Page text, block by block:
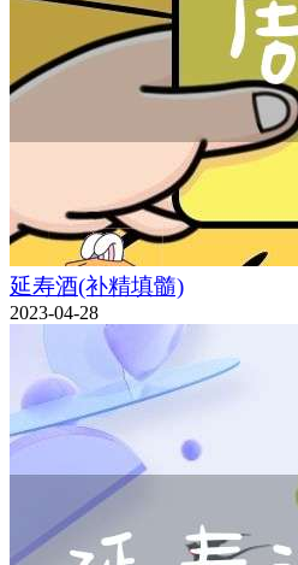
延寿酒(补精填髓)
2023-04-28